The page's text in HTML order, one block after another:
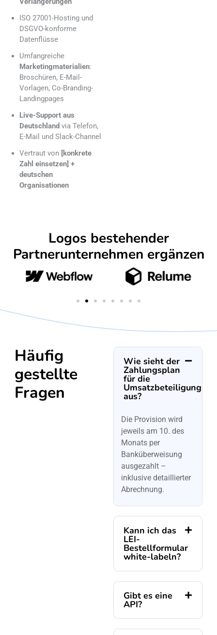
ISO 27001-Hosting und
DSGVO-konforme
Datenflüsse
Umfangreiche
Marketingmaterialien:
Broschüren, E-Mail-
Vorlagen, Co-Branding-
Landingpages
Live-Support aus
Deutschland via Telefon,
E-Mail und Slack-Channel
Vertraut von [konkrete
Zahl einsetzen] +
deutschen
Organisationen
Logos bestehender
Partnerunternehmen ergänzen
Häufig
gestellte
Fragen
Wie sieht der
Zahlungsplan
für die
Umsatzbeteiligung
aus?
Die Provision wird
jeweils am 10. des
Monats per
Banküberweisung
ausgezahlt –
inklusive detaillierter
Abrechnung.
Kann ich das
LEI-
Bestellformular
white-labeln?
Gibt es eine
API?